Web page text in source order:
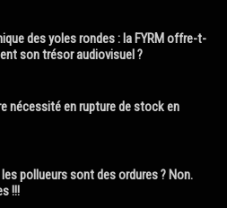
des yoles rondes : la FYRM offre-t-
son trésor audiovisuel ?
nécessité en rupture de stock en
les pollueurs sont des ordures ? Non.
!!!